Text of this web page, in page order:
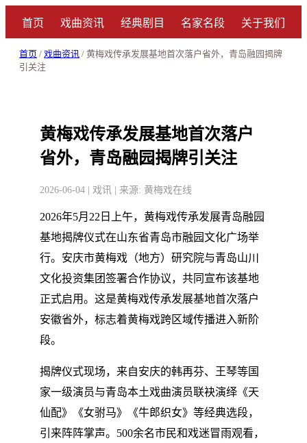
首页 戏曲资讯 经典剧目 名家名段 关于我们
首页 / 戏曲资讯 / 黄梅戏传承发展基地首次落户省外，青岛融园揭牌
引关注
黄梅戏传承发展基地首次落户
省外，青岛融园揭牌引关注
2026-06-04 | 戏讯 | 来源: 黄梅戏在线
2026年5月22日上午，黄梅戏传承发展青岛融园
基地揭牌仪式在山东省青岛市融园文化广场举
行。安庆市黄梅戏（地方）研究院与青岛山川
文化投资集团签署合作协议，共同宣布该基地
正式启用。这是黄梅戏传承发展基地首次落户
安徽省外，标志着黄梅戏跨区域传播进入新阶
段。
揭牌仪式现场，来自安庆的韩再芬、王琴等国
家一级演员与青岛本土戏曲演员联袂演绎《天
仙配》《女驸马》《牛郎织女》等经典选段，
引来阵阵掌声。500余名市民和戏迷冒雨观看，